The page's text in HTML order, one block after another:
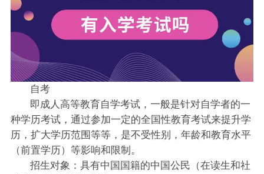
自考
即成人高等教育自学考试，一般是针对自学者的一
种学历考试，通过参加一定的全国性教育考试来提升学
历，扩大学历范围等等，是不受性别，年龄和教育水平
（前置学历）等影响和限制。
招生对象：具有中国国籍的中国公民（在读生和社